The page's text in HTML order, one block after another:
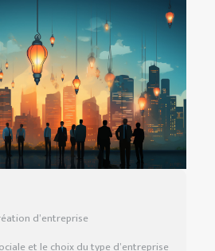
d’entreprise
et le choix du type d’entreprise